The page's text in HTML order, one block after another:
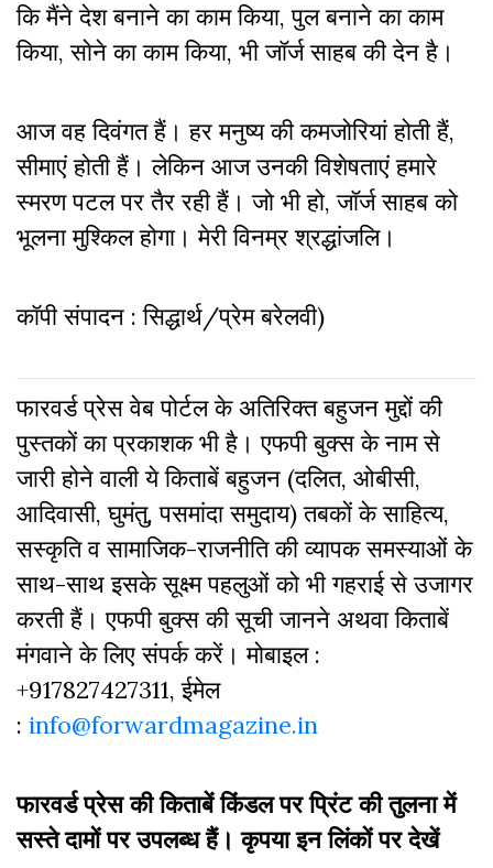
कि मैंने देश बनाने का काम किया, पुल बनाने का काम
किया, सोने का काम किया, भी जॉर्ज साहब की देन है।
आज वह दिवंगत हैं। हर मनुष्य की कमजोरियां होती हैं,
सीमाएं होती हैं। लेकिन आज उनकी विशेषताएं हमारे
स्मरण पटल पर तैर रही हैं। जो भी हो, जॉर्ज साहब को
भूलना मुश्किल होगा। मेरी विनम्र श्रद्धांजलि।
कॉपी संपादन : सिद्धार्थ/प्रेम बरेलवी)
फारवर्ड प्रेस वेब पोर्टल के अतिरिक्‍त बहुजन मुद्दों की
पुस्‍तकों का प्रकाशक भी है। एफपी बुक्‍स के नाम से
जारी होने वाली ये किताबें बहुजन (दलित, ओबीसी,
आदिवासी, घुमंतु, पसमांदा समुदाय) तबकों के साहित्‍य,
सस्‍क‍ृति व सामाजिक-राजनीति की व्‍यापक समस्‍याओं के
साथ-साथ इसके सूक्ष्म पहलुओं को भी गहराई से उजागर
करती हैं। एफपी बुक्‍स की सूची जानने अथवा किताबें
मंगवाने के लिए संपर्क करें। मोबाइल :
+917827427311, ईमेल
: info@forwardmagazine.in
फारवर्ड प्रेस की किताबें किंडल पर प्रिंट की तुलना में
सस्ते दामों पर उपलब्ध हैं। कृपया इन लिंकों पर देखें